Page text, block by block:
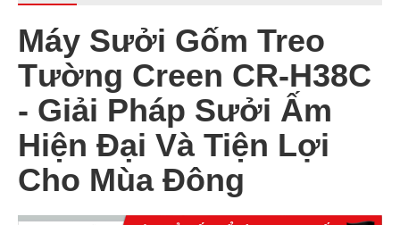
Máy Sưởi Gốm Treo
Tường Creen CR-H38C
- Giải Pháp Sưởi Ấm
Hiện Đại Và Tiện Lợi
Cho Mùa Đông